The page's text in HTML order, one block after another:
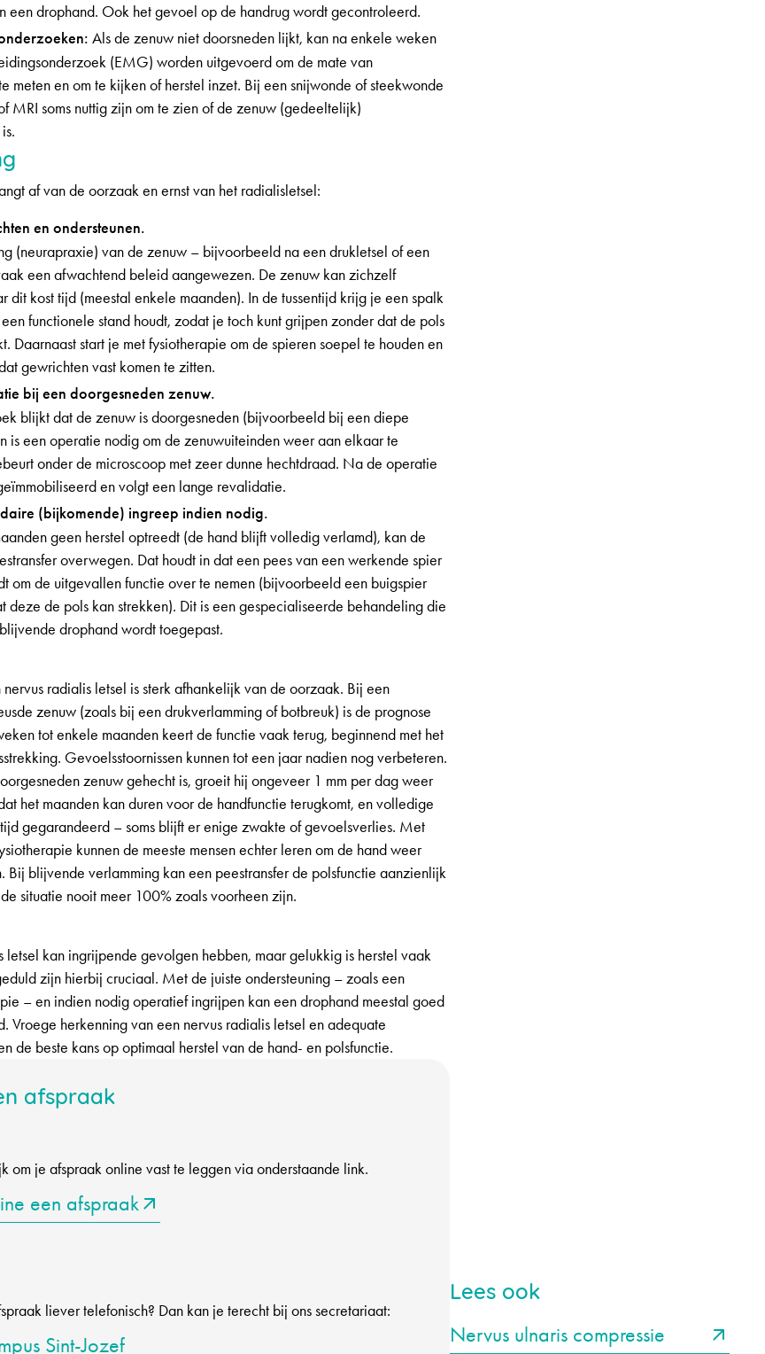
een drophand. Ook het gevoel op de handrug wordt gecontroleerd.
Als de zenuw niet doorsneden lijkt, kan na enkele weken
(EMG) worden uitgevoerd om de mate van
meten en om te kijken of herstel inzet. Bij een snijwonde of steekwonde
MRI soms nuttig zijn om te zien of de zenuw (gedeeltelijk)
af van de oorzaak en ernst van het radialisletsel:
en ondersteunen.
(neurapraxie) van de zenuw – bijvoorbeeld na een drukletsel of een
een afwachtend beleid aangewezen. De zenuw kan zichzelf
dit kost tijd (meestal enkele maanden). In de tussentijd krijg je een spalk
functionele stand houdt, zodat je toch kunt grijpen zonder dat de pols
Daarnaast start je met fysiotherapie om de spieren soepel te houden en
gewrichten vast komen te zitten.
bij een doorgesneden zenuw.
blijkt dat de zenuw is doorgesneden (bijvoorbeeld bij een diepe
is een operatie nodig om de zenuwuiteinden weer aan elkaar te
onder de microscoop met zeer dunne hechtdraad. Na de operatie
en volgt een lange revalidatie.
(bijkomende) ingreep indien nodig.
geen herstel optreedt (de hand blijft volledig verlamd), kan de
overwegen. Dat houdt in dat een pees van een werkende spier
om de uitgevallen functie over te nemen (bijvoorbeeld een buigspier
deze de pols kan strekken). Dit is een gespecialiseerde behandeling die
drophand wordt toegepast.
radialis letsel is sterk afhankelijk van de oorzaak. Bij een
zenuw (zoals bij een drukverlamming of botbreuk) is de prognose
tot enkele maanden keert de functie vaak terug, beginnend met het
Gevoelsstoornissen kunnen tot een jaar nadien nog verbeteren.
zenuw gehecht is, groeit hij ongeveer 1 mm per dag weer
het maanden kan duren voor de handfunctie terugkomt, en volledige
gegarandeerd – soms blijft er enige zwakte of gevoelsverlies. Met
kunnen de meeste mensen echter leren om de hand weer
Bij blijvende verlamming kan een peestransfer de polsfunctie aanzienlijk
situatie nooit meer 100% zoals voorheen zijn.
letsel kan ingrijpende gevolgen hebben, maar gelukkig is herstel vaak
zijn hierbij cruciaal. Met de juiste ondersteuning – zoals een
– en indien nodig operatief ingrijpen kan een drophand meestal goed
Vroege herkenning van een nervus radialis letsel en adequate
de beste kans op optimaal herstel van de hand- en polsfunctie.
afspraak
om je afspraak online vast te leggen via onderstaande link.
een afspraak
liever telefonisch? Dan kan je terecht bij ons secretariaat:
Sint-Jozef
Lees ook
Nervus ulnaris compressie